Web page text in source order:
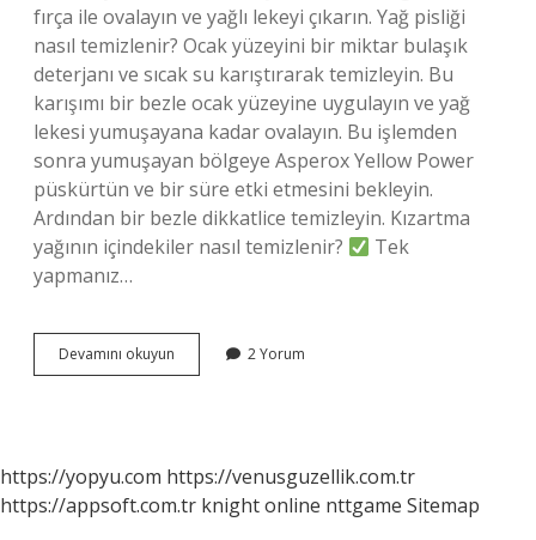
fırça ile ovalayın ve yağlı lekeyi çıkarın. Yağ pisliği
nasıl temizlenir? Ocak yüzeyini bir miktar bulaşık
deterjanı ve sıcak su karıştırarak temizleyin. Bu
karışımı bir bezle ocak yüzeyine uygulayın ve yağ
lekesi yumuşayana kadar ovalayın. Bu işlemden
sonra yumuşayan bölgeye Asperox Yellow Power
püskürtün ve bir süre etki etmesini bekleyin.
Ardından bir bezle dikkatlice temizleyin. Kızartma
yağının içindekiler nasıl temizlenir?
Tek
yapmanız…
Devamını okuyun
Yağ
2 Yorum
https://yopyu.com https://venusguzellik.com.tr
https://appsoft.com.tr knight online nttgame Sitemap